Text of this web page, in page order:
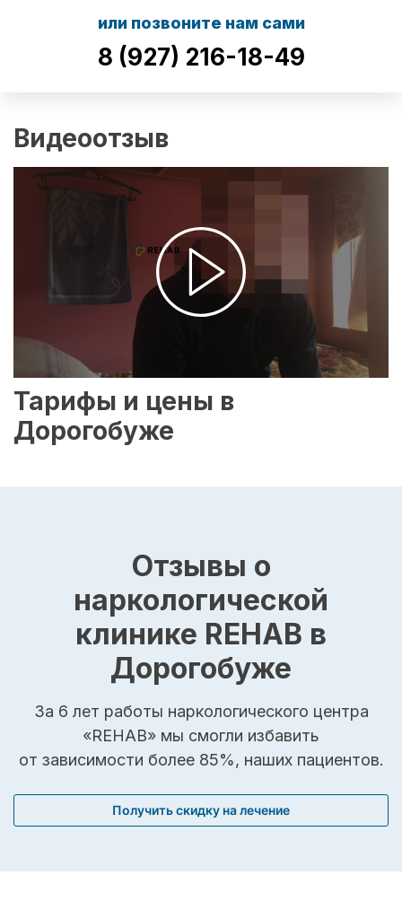
или позвоните нам сами
8 (927) 216-18-49
Видеоотзыв
Тарифы и цены в
Дорогобуже
Отзывы о
наркологической
клинике REHAB в
Дорогобуже
За 6 лет работы наркологического центра
«REHAB» мы смогли избавить
от зависимости более 85%, наших пациентов.
Получить скидку на лечение